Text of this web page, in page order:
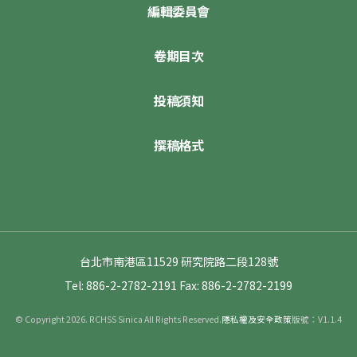
編輯委員會
卷期目次
投稿須知
撰稿格式
台北市南港區11529 研究院路二段128號
Tel: 886-2-2782-2191 Fax: 886-2-2782-2199
© Copyright 2026. RCHSS Sinica All Rights Reserved.隱私權及安全政策版號：V1.1.4